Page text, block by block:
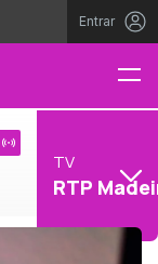
Entrar
TV
RTP